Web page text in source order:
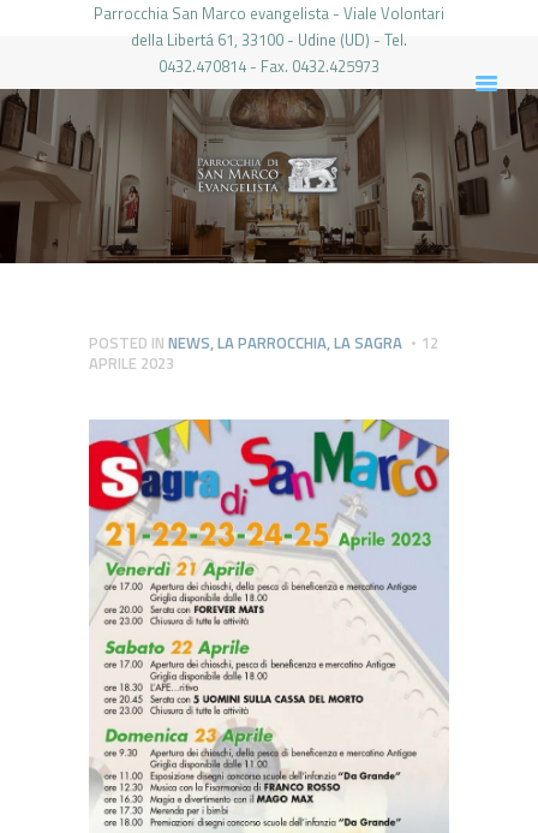
Parrocchia San Marco evangelista - Viale Volontari
della Libertá 61, 33100 - Udine (UD) - Tel.
0432.470814 - Fax. 0432.425973
PARROCCHIA DI SAN MARCO UDINE
HOME
LA PARROCCHIA
IL PARROCO
LE ATTIVITÀ
PIERABECH
FOTO E VIDEO
CONTATTI
LOGIN
POSTED IN NEWS,LA PARROCCHIA,LA SAGRA
12
APRILE 2023